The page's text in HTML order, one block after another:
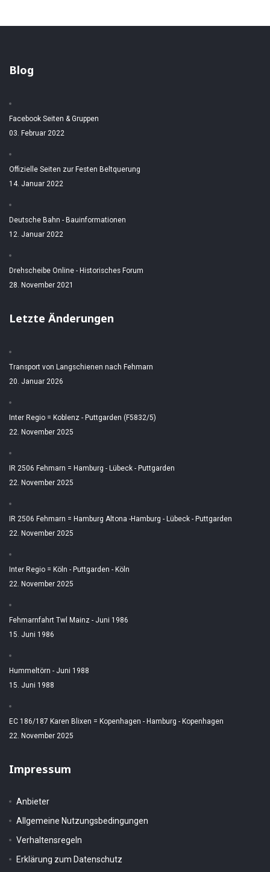
Blog
Facebook Seiten & Gruppen
03. Februar 2022
Offizielle Seiten zur Festen Beltquerung
14. Januar 2022
Deutsche Bahn - Bauinformationen
12. Januar 2022
Drehscheibe Online - Historisches Forum
28. November 2021
Letzte Änderungen
Transport von Langschienen nach Fehmarn
20. Januar 2026
Inter Regio = Koblenz - Puttgarden (F5832/5)
22. November 2025
IR 2506 Fehmarn = Hamburg - Lübeck - Puttgarden
22. November 2025
IR 2506 Fehmarn = Hamburg Altona -Hamburg - Lübeck - Puttgarden
22. November 2025
Inter Regio = Köln - Puttgarden - Köln
22. November 2025
Fehmarnfahrt Twl Mainz - Juni 1986
15. Juni 1986
Hummeltörn - Juni 1988
15. Juni 1988
EC 186/187 Karen Blixen = Kopenhagen - Hamburg - Kopenhagen
22. November 2025
Impressum
Anbieter
Allgemeine Nutzungsbedingungen
Verhaltensregeln
Erklärung zum Datenschutz